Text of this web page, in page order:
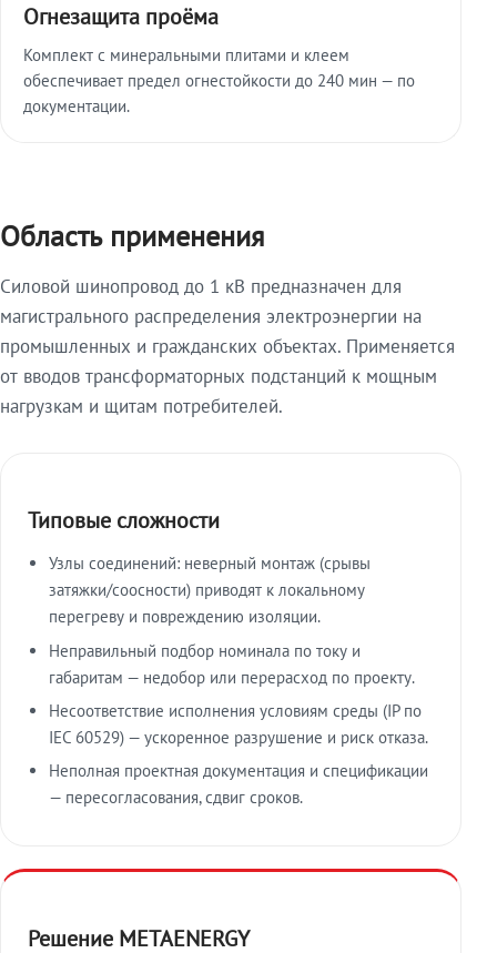
Огнезащита проёма
Комплект с минеральными плитами и клеем
обеспечивает предел огнестойкости до 240 мин — по
документации.
Область применения
Силовой шинопровод до 1 кВ предназначен для
магистрального распределения электроэнергии на
промышленных и гражданских объектах. Применяется
от вводов трансформаторных подстанций к мощным
нагрузкам и щитам потребителей.
Типовые сложности
Узлы соединений: неверный монтаж (срывы
затяжки/соосности) приводят к локальному
перегреву и повреждению изоляции.
Неправильный подбор номинала по току и
габаритам — недобор или перерасход по проекту.
Несоответствие исполнения условиям среды (IP по
IEC 60529) — ускоренное разрушение и риск отказа.
Неполная проектная документация и спецификации
— пересогласования, сдвиг сроков.
Решение METAENERGY